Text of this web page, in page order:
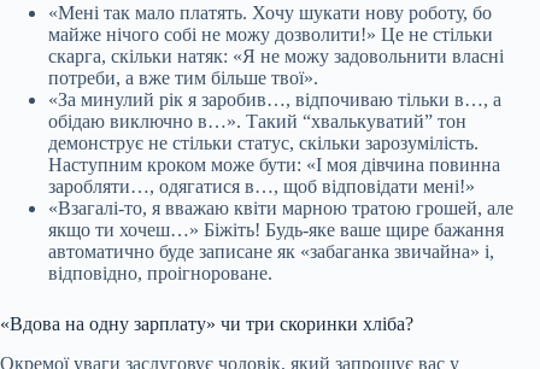
«Мені так мало платять. Хочу шукати нову роботу, бо
майже нічого собі не можу дозволити!» Це не стільки
скарга, скільки натяк: «Я не можу задовольнити власні
потреби, а вже тим більше твої».
«За минулий рік я заробив…, відпочиваю тільки в…, а
обідаю виключно в…». Такий “хвалькуватий” тон
демонструє не стільки статус, скільки зарозумілість.
Наступним кроком може бути: «І моя дівчина повинна
заробляти…, одягатися в…, щоб відповідати мені!»
«Взагалі-то, я вважаю квіти марною тратою грошей, але
якщо ти хочеш…» Біжіть! Будь-яке ваше щире бажання
автоматично буде записане як «забаганка звичайна» і,
відповідно, проігнороване.
«Вдова на одну зарплату» чи три скоринки хліба?
Окремої уваги заслуговує чоловік, який запрошує вас у